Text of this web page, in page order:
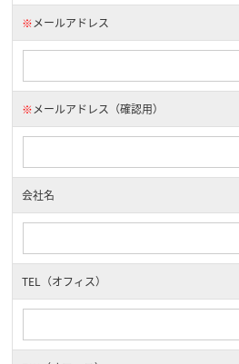
※メールアドレス
※メールアドレス（確認用）
会社名
TEL（オフィス）